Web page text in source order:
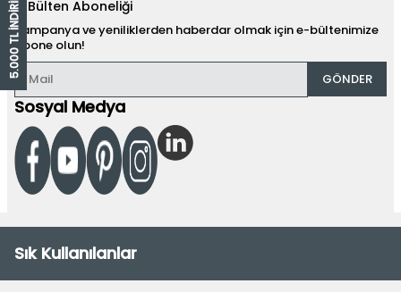
E-Bülten Aboneliği
Kampanya ve yeniliklerden haberdar olmak için e-bültenimize
abone olun!
GÖNDER
Sosyal Medya
Sık Kullanılanlar